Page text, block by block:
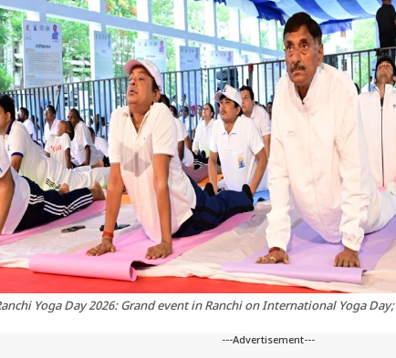
Yoga Day 2026: Grand event in Ranchi on International Yoga
---Advertisement---